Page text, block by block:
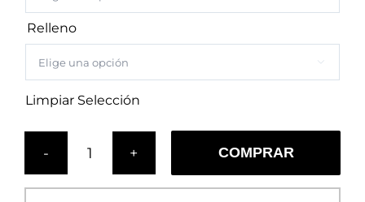
Relleno

Limpiar Selección
Cojín
COMPRAR